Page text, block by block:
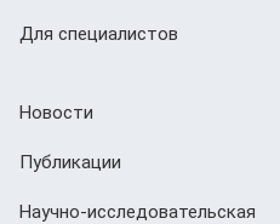
Для специалистов
Новости
Публикации
Научно-исследовательская